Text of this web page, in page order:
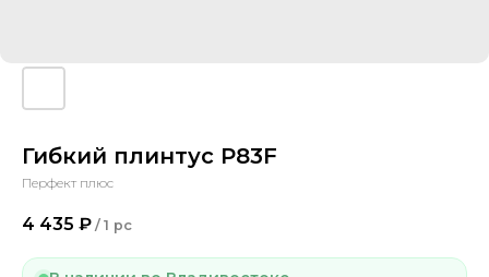
Гибкий плинтус P83F
Перфект плюс
4 435 ₽ / 1 pc